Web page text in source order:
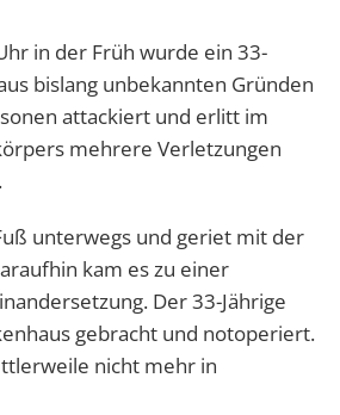
in der Früh wurde ein 33-
bislang unbekannten Gründen
attackiert und erlitt im
mehrere Verletzungen
unterwegs und geriet mit der
kam es zu einer
Der 33-Jährige
gebracht und notoperiert.
nicht mehr in